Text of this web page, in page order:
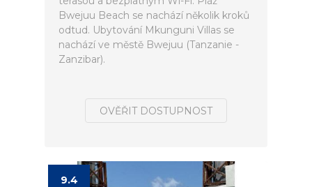
Bwejuu Beach se nachází několik kroků
odtud. Ubytování Mkunguni Villas se
nachází ve městě Bwejuu (Tanzanie -
Zanzibar).
OVĚŘIT DOSTUPNOST
9.4